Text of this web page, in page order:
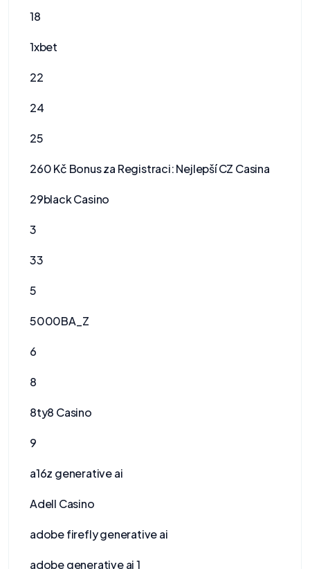
18
1xbet
22
24
25
260 Kč Bonus za Registraci: Nejlepší CZ Casina
29black Casino
3
33
5
5000BA_Z
6
8
8ty8 Casino
9
a16z generative ai
Adell Casino
adobe firefly generative ai
adobe generative ai 1